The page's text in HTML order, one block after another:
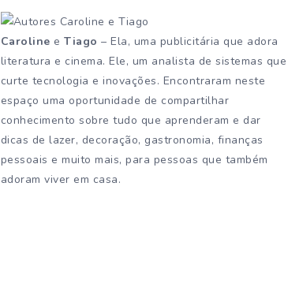
Caroline eTiago – Ela, uma publicitária que adora
literatura e cinema. Ele, um analista de sistemas que
curte tecnologia e inovações. Encontraram neste
espaço uma oportunidade de compartilhar
conhecimento sobre tudo que aprenderam e dar
dicas de lazer, decoração, gastronomia, finanças
pessoais e muito mais, para pessoas que também
adoram viver em casa.